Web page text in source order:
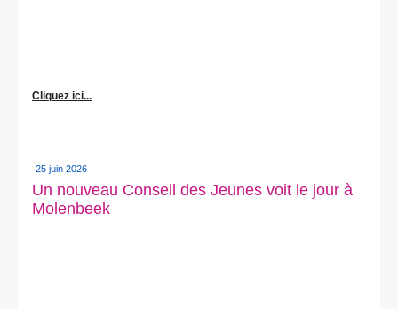
Cliquez ici...
25 juin 2026
Un nouveau Conseil des Jeunes voit le jour à
Molenbeek